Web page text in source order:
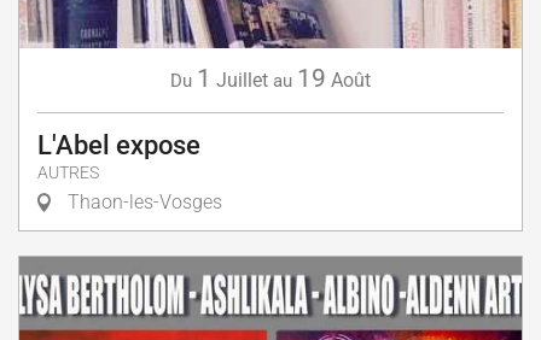
Du 1 Juillet au 19 Août
L'Abel expose
AUTRES
Thaon-les-Vosges